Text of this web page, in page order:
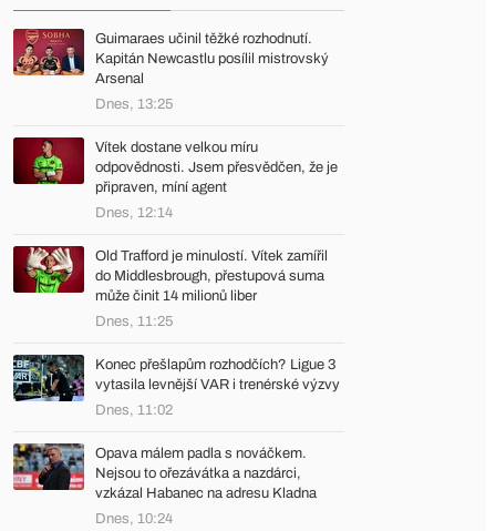
Guimaraes učinil těžké rozhodnutí.
Kapitán Newcastlu posílil mistrovský
Arsenal
Dnes, 13:25
Vítek dostane velkou míru
odpovědnosti. Jsem přesvědčen, že je
připraven, míní agent
Dnes, 12:14
Old Trafford je minulostí. Vítek zamířil
do Middlesbrough, přestupová suma
může činit 14 milionů liber
Dnes, 11:25
Konec přešlapům rozhodčích? Ligue 3
vytasila levnější VAR i trenérské výzvy
Dnes, 11:02
Opava málem padla s nováčkem.
Nejsou to ořezávátka a nazdárci,
vzkázal Habanec na adresu Kladna
Dnes, 10:24